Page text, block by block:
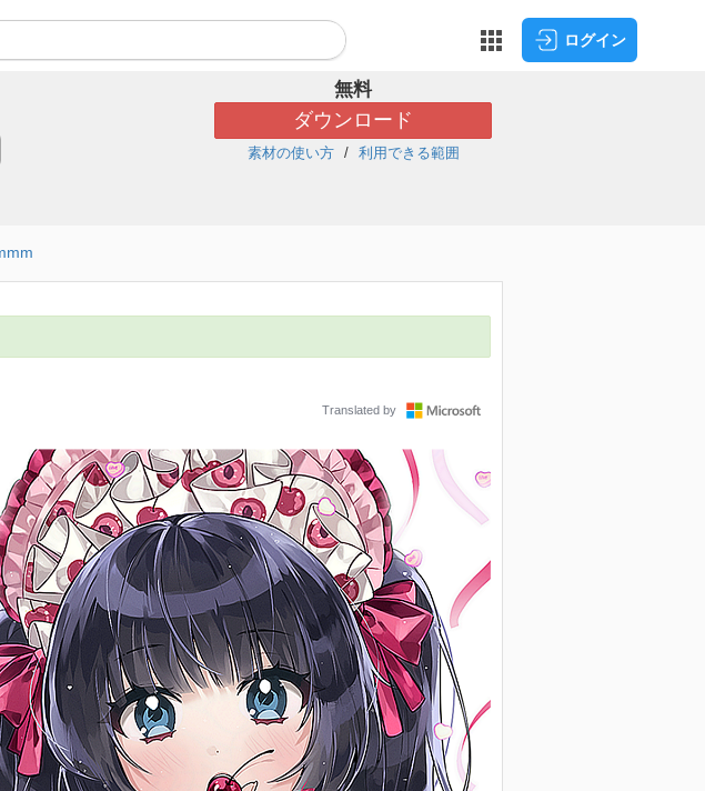
ログイン
無料
ダウンロード
素材の使い方 利用できる範囲
Translated by